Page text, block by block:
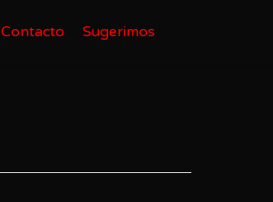
Contacto Sugerimos